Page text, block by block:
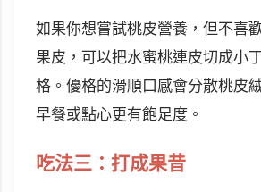
如果你想嘗試桃皮營養，但不喜
果皮，可以把水蜜桃連皮切成小
格。優格的滑順口感會分散桃皮
早餐或點心更有飽足度。
吃法三：打成果昔